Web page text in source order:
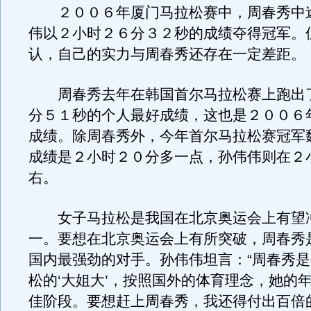
２００６年厦门马拉松赛中，周春秀中
伟以２小时２６分３２秒的成绩夺得冠军。
认，自己的实力与周春秀还存在一定差距。
周春秀去年在韩国首尔马拉松赛上跑出
分５１秒的个人最好成绩，这也是２００６
成绩。除周春秀外，今年首尔马拉松赛冠军
成绩是２小时２０分多一点，孙伟伟则在２
右。
女子马拉松是我国在北京奥运会上有望
一。要想在北京奥运会上有所突破，周春秀
国内最强劲的对手。孙伟伟坦言：“周春秀
松的‘大姐大’，按照国外的体育理念，她的
佳阶段。要想赶上周春秀，我还得付出百倍